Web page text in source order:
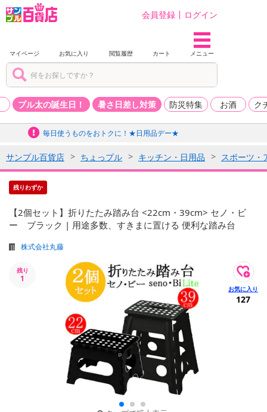
会員登録 ログイン
マイページ お気に入り 閲覧履歴 カート メニュー
プル太の誕生日！ 暑さ日差し対策 防災特集 お酒 ク
毎日使うものをおトクに！★日用品デー★
サンプル百貨店 ちょっプル キッチン・日用品 スポーツ・
残りわずか
【2個セット】折りたたみ踏み台 <22cm・39cm> セノ・ビ
ー ブラック | 用途多数、すきまに置ける 便利な踏み台
株式会社丸藤
残り
1
127